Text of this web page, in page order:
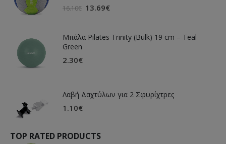
16.10€ 13.69€
Μπάλα Pilates Trinity (Bulk) 19 cm – Teal
Green
2.30€
Λαβή Δαχτύλων για 2 Σφυρίχτρες
1.10€
TOP RATED PRODUCTS